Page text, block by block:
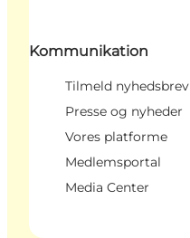
Kommunikation
Tilmeld nyhedsbrev
Presse og nyheder
Vores platforme
Medlemsportal
Media Center